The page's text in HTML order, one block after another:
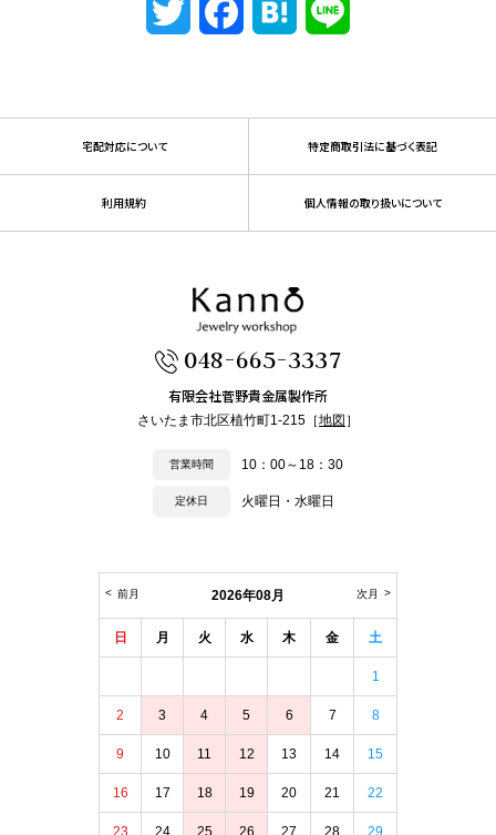
Twitter FacebookHatena
宅配対応について 特定商取引法に基づく表記
利用規約 個人情報の取り扱いについて
048-665-3337
有限会社菅野貴金属製作所
さいたま市北区植竹町1-215［地図 ］
営業時間 10：00～18：30
定休日 火曜日・水曜日
2026年08月
前月 次月
日 月 火 水 木 金 土
1
2 3 4 5 6 7 8
9 10 11 12 13 14 15
16 17 18 19 20 21 22
23 24 25 26 27 28 29